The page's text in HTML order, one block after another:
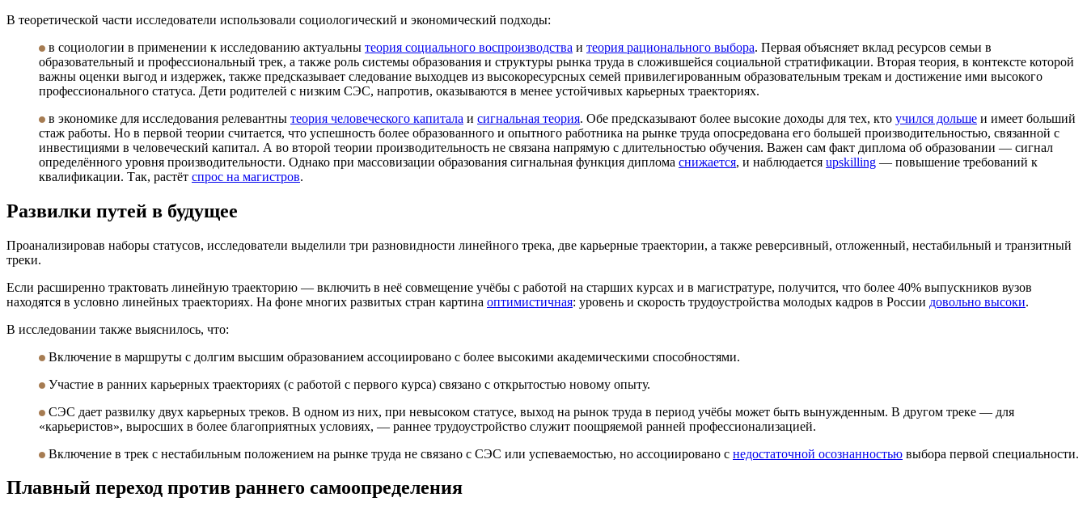
В теоретической части исследователи использовали социологический и экономический подходы:
в социологии в применении к исследованию актуальны теория социального воспроизводства и теория рационального выбора. Первая объясняет вклад ресурсов семьи в
образовательный и профессиональный трек, а также роль системы образования и структуры рынка труда в сложившейся социальной стратификации. Вторая теория, в контексте которой
важны оценки выгод и издержек, также предсказывает следование выходцев из высокоресурсных семей привилегированным образовательным трекам и достижение ими высокого
профессионального статуса. Дети родителей с низким СЭС, напротив, оказываются в менее устойчивых карьерных траекториях.
в экономике для исследования релевантны теория человеческого капитала и сигнальная теория. Обе предсказывают более высокие доходы для тех, кто учился дольше и имеет больший
стаж работы. Но в первой теории считается, что успешность более образованного и опытного работника на рынке труда опосредована его большей производительностью, связанной с
инвестициями в человеческий капитал. А во второй теории производительность не связана напрямую с длительностью обучения. Важен сам факт диплома об образовании — сигнал
определённого уровня производительности. Однако при массовизации образования сигнальная функция диплома снижается, и наблюдается upskilling — повышение требований к
квалификации. Так, растёт спрос на магистров.
Развилки путей в будущее
Проанализировав наборы статусов, исследователи выделили три разновидности линейного трека, две карьерные траектории, а также реверсивный, отложенный, нестабильный и транзитный
треки.
Если расширенно трактовать линейную траекторию — включить в неё совмещение учёбы с работой на старших курсах и в магистратуре, получится, что более 40% выпускников вузов
находятся в условно линейных траекториях. На фоне многих развитых стран картина оптимистичная: уровень и скорость трудоустройства молодых кадров в России довольно высоки.
В исследовании также выяснилось, что:
Включение в маршруты с долгим высшим образованием ассоциировано с более высокими академическими способностями.
Участие в ранних карьерных траекториях (с работой с первого курса) связано с открытостью новому опыту.
СЭС дает развилку двух карьерных треков. В одном из них, при невысоком статусе, выход на рынок труда в период учёбы может быть вынужденным. В другом треке — для
«карьеристов», выросших в более благоприятных условиях, — раннее трудоустройство служит поощряемой ранней профессионализацией.
Включение в трек с нестабильным положением на рынке труда не связано с СЭС или успеваемостью, но ассоциировано с недостаточной осознанностью выбора первой специальности.
Плавный переход против раннего самоопределения